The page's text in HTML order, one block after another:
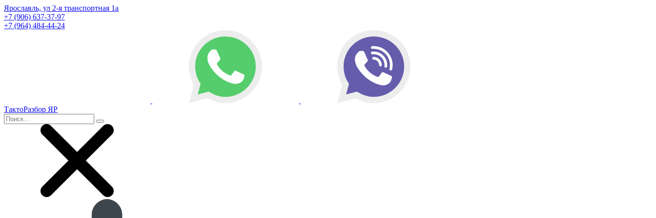
Ярославль, ул 2-я транспортная 1а
+7 (906) 637-37-97
+7 (964) 484-44-24
ТактоРазбор ЯР